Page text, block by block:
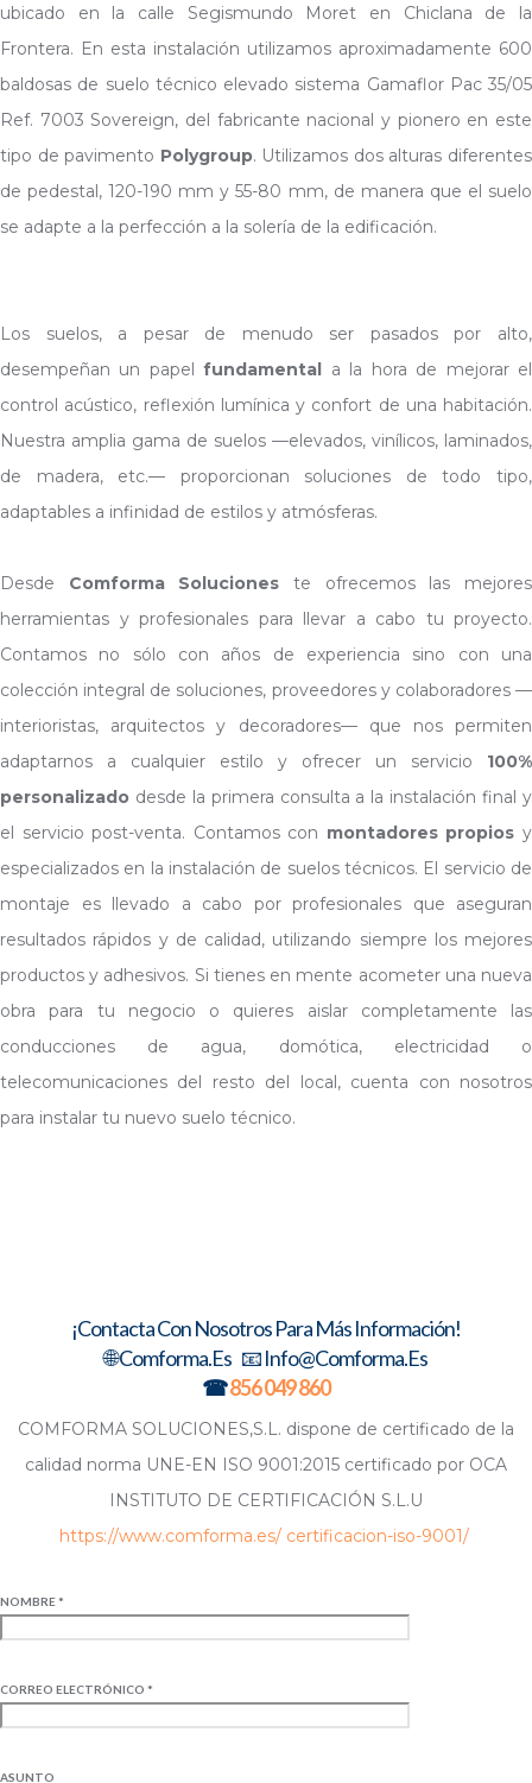
ubicado en la calle Segismundo Moret en Chiclana de la
Frontera. En esta instalación utilizamos aproximadamente 600
baldosas de suelo técnico elevado sistema Gamaflor Pac 35/05
Ref. 7003 Sovereign, del fabricante nacional y pionero en este
tipo de pavimento Polygroup. Utilizamos dos alturas diferentes
de pedestal, 120-190 mm y 55-80 mm, de manera que el suelo
se adapte a la perfección a la solería de la edificación.
Los suelos, a pesar de menudo ser pasados por alto,
desempeñan un papelfundamental a la hora de mejorar el
control acústico, reflexión lumínica y confort de una habitación.
Nuestra amplia gama de suelos —elevados, vinílicos, laminados,
de madera, etc.— proporcionan soluciones de todo tipo,
adaptables a infinidad de estilos y atmósferas.
Desde Comforma Soluciones te ofrecemos las mejores
herramientas y profesionales para llevar a cabo tu proyecto.
Contamos no sólo con años de experiencia sino con una
colección integral de soluciones, proveedores y colaboradores —
interioristas, arquitectos y decoradores— que nos permiten
adaptarnos a cualquier estilo y ofrecer un servicio 100%
personalizado desde la primera consulta a la instalación final y
el servicio post-venta. Contamos con montadores propios y
especializados en la instalación de suelos técnicos. El servicio de
montaje es llevado a cabo por profesionales que aseguran
resultados rápidos y de calidad, utilizando siempre los mejores
productos y adhesivos. Si tienes en mente acometer una nueva
obra para tu negocio o quieres aislar completamente las
conducciones de agua, domótica, electricidad o
telecomunicaciones del resto del local, cuenta con nosotros
para instalar tu nuevo suelo técnico.
¡Contacta Con Nosotros Para Más Información!
🌐 Comforma.es 📧 Info@comforma.es
☎856 049 860
COMFORMA SOLUCIONES,S.L. dispone de certificado de la
calidad norma UNE-EN ISO 9001:2015 certificado por OCA
INSTITUTO DE CERTIFICACIÓN S.L.U
https://www.comforma.es/ certificacion-iso-9001/
NOMBRE *
CORREO ELECTRÓNICO *
ASUNTO